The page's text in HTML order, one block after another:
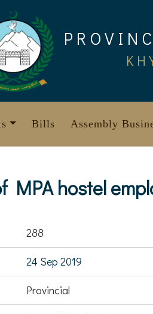
Bills Assembly
MPA hostel
288
24 Sep 2019
Provincial